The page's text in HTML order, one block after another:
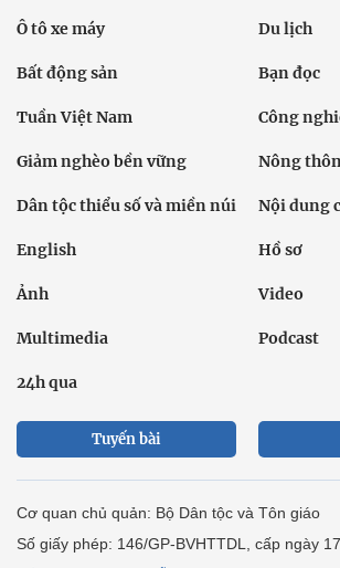
Ô tô xe máy Du lịch
Bất động sản Bạn đọc
Tuần Việt Nam Công
Giảm nghèo bền vững Nông
Dân tộc thiểu số và miền núi Nội dung
English Hồ sơ
Ảnh Video
Multimedia Podcast
24h qua
Tuyến bài
Cơ quan chủ quản: Bộ Dân tộc và Tôn giáo
Số giấy phép: 146/GP-BVHTTDL, cấp ngày